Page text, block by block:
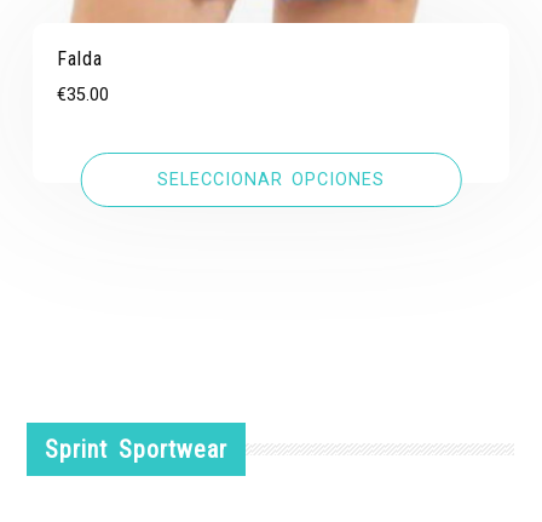
Falda
€35.00
SELECCIONAR OPCIONES
Sprint Sportwear